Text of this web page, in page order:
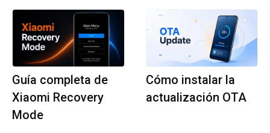
Guía completa de
Xiaomi Recovery
Mode
Cómo instalar la
actualización OTA